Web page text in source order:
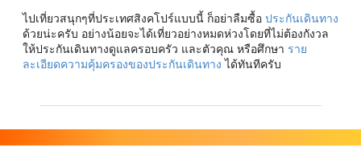
ไปเที่ยวสนุกๆที่ประเทศสิงคโปร์แบบนี้ ก็อย่าลืมซื้อ ประกันเดินทาง
ด้วยน่ะครับ อย่างน้อยจะได้เที่ยวอย่างหมดห่วงโดยที่ไม่ต้องกังวล
ให้ประกันเดินทางดูแลครอบครัว และตัวคุณ หรือศึกษา ราย
ละเอียดความคุ้มครองของประกันเดินทาง ได้ทันทีครับ